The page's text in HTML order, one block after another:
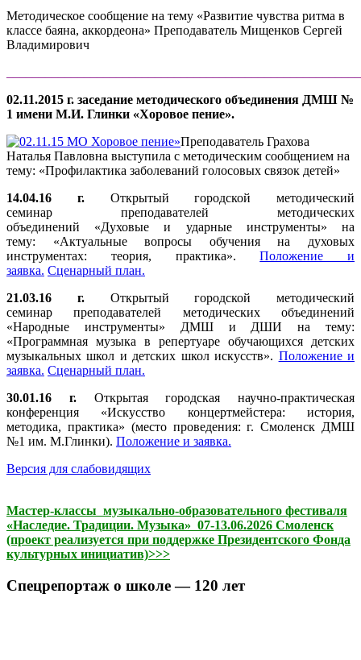
Методическое сообщение на тему «Развитие чувства ритма в
классе баяна, аккордеона» Преподаватель Мищенков Сергей
Владимирович
02.11.2015 г. заседание методического объединения ДМШ №
1 имени М.И. Глинки «Хоровое пение».
Преподаватель Грахова
Наталья Павловна выступила с методическим сообщением на
тему: «Профилактика заболеваний голосовых связок детей»
14.04.16 г.Открытый городской методический
семинар преподавателей методических
объединений «Духовые и ударные инструменты» на
тему: «Актуальные вопросы обучения на духовых
инструментах: теория, практика».Положение и
заявка. Сценарный план.
21.03.16 г.Открытый городской методический
семинар преподавателей методических объединений
«Народные инструменты» ДМШ и ДШИ на тему:
«Программная музыка в репертуаре обучающихся детских
музыкальных школ и детских школ искусств». Положение и
заявка. Сценарный план.
30.01.16 г.Открытая городская научно-практическая
конференция «Искусство концертмейстера: история,
методика, практика» (место проведения: г. Смоленск ДМШ
№1 им. М.Глинки). Положение и заявка.
Версия для слабовидящих
Мастер-классы музыкально-образовательного фестиваля
«Наследие. Традиции. Музыка» 07-13.06.2026 Смоленск
(проект реализуется при поддержке Президентского Фонда
культурных инициатив)>>>
Спецрепортаж о школе — 120 лет